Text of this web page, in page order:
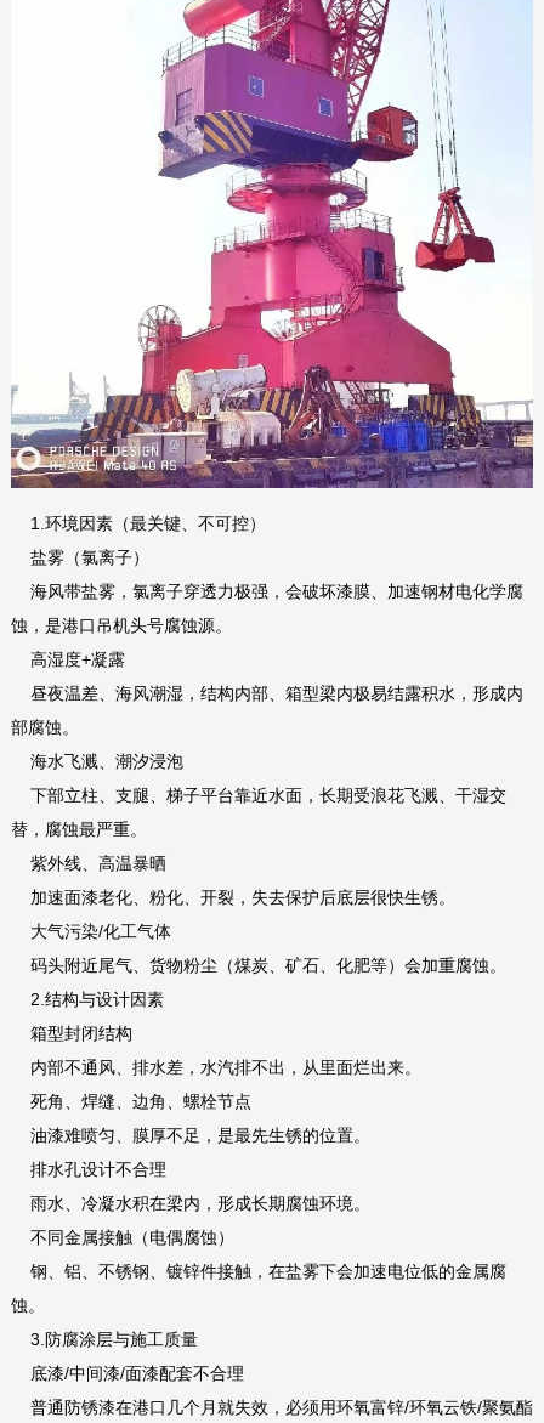
1.环境因素（最关键、不可控）
盐雾（氯离子）
海风带盐雾，氯离子穿透力极强，会破坏漆膜、加速钢材电化学腐
蚀，是港口吊机头号腐蚀源。
高湿度+凝露
昼夜温差、海风潮湿，结构内部、箱型梁内极易结露积水，形成内
部腐蚀。
海水飞溅、潮汐浸泡
下部立柱、支腿、梯子平台靠近水面，长期受浪花飞溅、干湿交
替，腐蚀最严重。
紫外线、高温暴晒
加速面漆老化、粉化、开裂，失去保护后底层很快生锈。
大气污染/化工气体
码头附近尾气、货物粉尘（煤炭、矿石、化肥等）会加重腐蚀。
2.结构与设计因素
箱型封闭结构
内部不通风、排水差，水汽排不出，从里面烂出来。
死角、焊缝、边角、螺栓节点
油漆难喷匀、膜厚不足，是最先生锈的位置。
排水孔设计不合理
雨水、冷凝水积在梁内，形成长期腐蚀环境。
不同金属接触（电偶腐蚀）
钢、铝、不锈钢、镀锌件接触，在盐雾下会加速电位低的金属腐
蚀。
3.防腐涂层与施工质量
底漆/中间漆/面漆配套不合理
普通防锈漆在港口几个月就失效，必须用环氧富锌/环氧云铁/聚氨酯